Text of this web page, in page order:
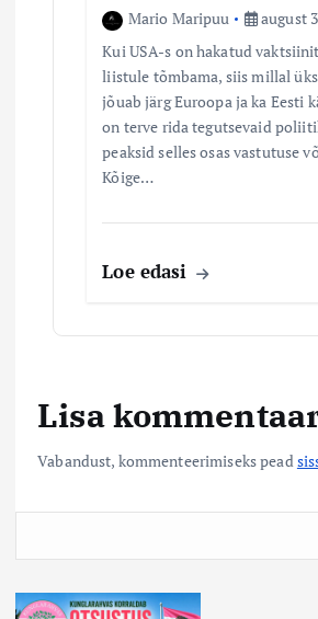
Mario Maripuu
august
Kui USA-s on hakatud
liistule tõmbama, siis millal
jõuab järg Euroopa ja ka Eesti
on terve rida tegutsevaid
peaksid selles osas vastutuse
Kõige…
Loe edasi
Lisa
Vabandust, kommenteerimiseks pead
i